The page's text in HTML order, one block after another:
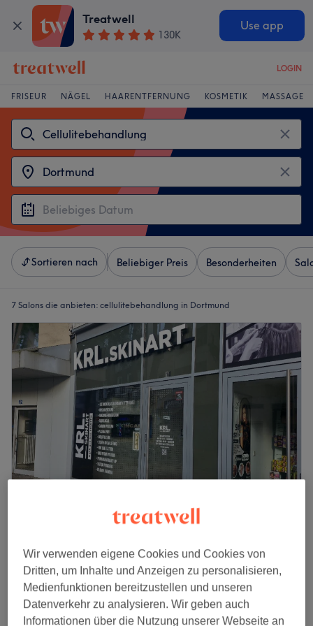
Treatwell
130K
Use app
LOGIN
FRISEUR NÄGEL HAARENTFERNUNG KOSMETIK MASSAGE
Sortieren nach Beliebiger Preis Besonderheiten
7 Salons die anbieten: cellulitebehandlung in Dortmund
KRL.Skinart mehr als nur Kosmetik
City, Dortmund
Auf Karte anzeigen
Nebenzeiten
G5 Body Forming
1 Std.
ab 63,20 €
Spare bis zu 20%
Wir verwenden eigene Cookies und Cookies von
Dritten, um Inhalte und Anzeigen zu personalisieren,
Medienfunktionen bereitzustellen und unseren
Datenverkehr zu analysieren. Wir geben auch
Informationen über die Nutzung unserer Webseite an